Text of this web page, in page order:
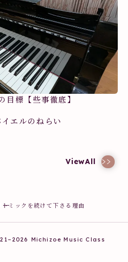
目標【些事徹底】
エルのねらい
ViewAll
トミックを続けて下さる理由
Michizoe Music Class